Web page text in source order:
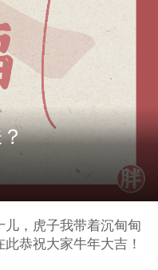
，虎子我带着沉甸甸
恭祝大家牛年大吉！